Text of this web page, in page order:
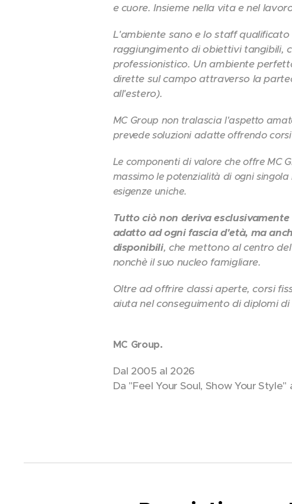
e cuore. Insieme nella vita e nel
L'ambiente sano e lo staff
raggiungimento di obiettivi tangibili,
professionistico. Un ambiente
dirette sul campo attraverso la
all'estero).
MC Group non tralascia l'aspetto
prevede soluzioni adatte offrendo
Le componenti di valore che offre MC
massimo le potenzialità di ogni
esigenze uniche.
Tutto ciò non deriva
adatto ad ogni fascia d'età, ma
disponibili, che mettono al centro
nonchè il suo nucleo famigliare.
Oltre ad offrire classi aperte, corsi
aiuta nel conseguimento di diplomi
MC Group.
Dal 2005 al 2026
Da "Feel Your Soul, Show Your